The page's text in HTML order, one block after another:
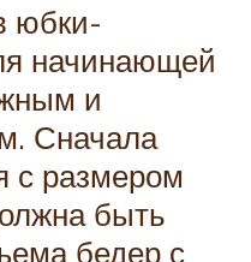
юбки-
начинающей
и
Сначала
с размером
быть
бедер с